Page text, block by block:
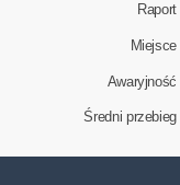
Raport
Miejsce
Awaryjność
Średni przebieg